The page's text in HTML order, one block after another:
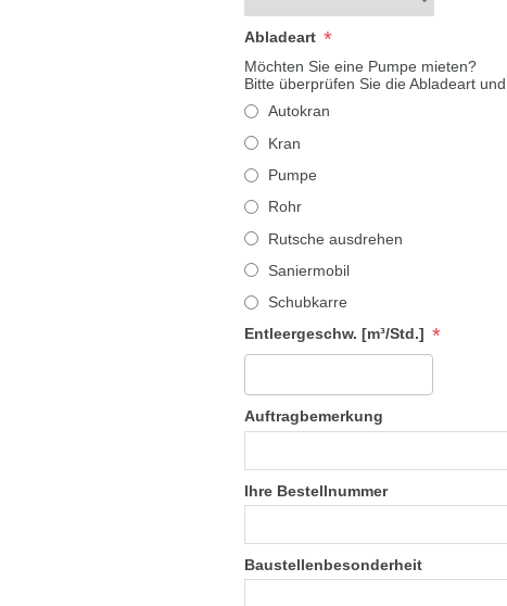
Abladeart *
Möchten Sie eine Pumpe mieten?
Bitte überprüfen Sie die Abladeart
Autokran
Kran
Pumpe
Rohr
Rutsche ausdrehen
Saniermobil
Schubkarre
Entleergeschw. [m³/Std.] *
Auftragbemerkung
Ihre Bestellnummer
Baustellenbesonderheit